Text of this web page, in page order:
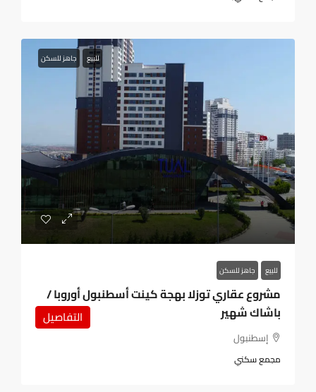
للبيع جاهز للسكن
للبيع جاهز للسكن
مشروع عقاري توزلا بهجة كينت أسطنبول أوروبا /
باشاك شهير
إسطنبول
مجمع سكني
التفاصيل